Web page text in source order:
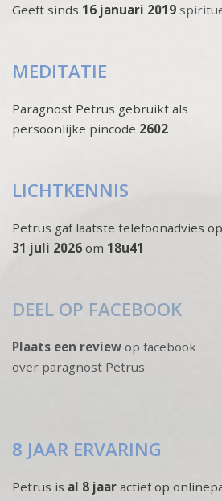
Geeft sinds 16 januari 2019
MEDITATIE
Paragnost Petrus gebruikt als
persoonlijke pincode 2602
LICHTKENNIS
Petrus gaf laatste telefoonadvies op
31 juli 2026 om 18u41
DEEL OP FACEBOOK
Plaats een review op facebook
over paragnost Petrus
8 JAAR ERVARING
Petrus is al 8 jaar actief op